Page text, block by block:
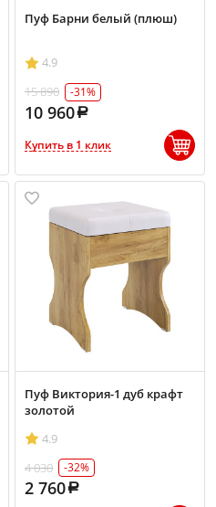
Пуф Барни белый (плюш)
4.9
15 890
-31%
10 960
Купить в 1 клик
Пуф Виктория-1 дуб крафт
золотой
4.9
4 030
-32%
2 760